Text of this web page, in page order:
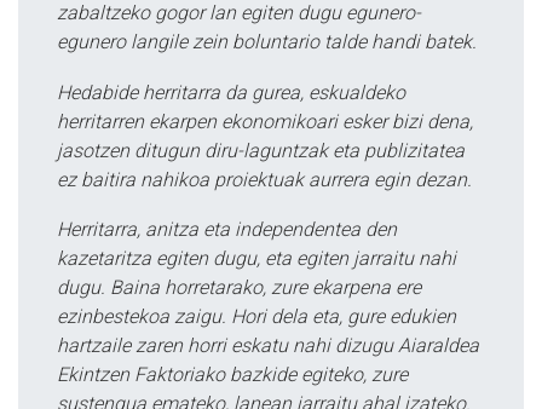
zabaltzeko gogor lan egiten dugu egunero-
egunero langile zein boluntario talde handi batek.
Hedabide herritarra da gurea, eskualdeko
herritarren ekarpen ekonomikoari esker bizi dena,
jasotzen ditugun diru-laguntzak eta publizitatea
ez baitira nahikoa proiektuak aurrera egin dezan.
Herritarra, anitza eta independentea den
kazetaritza egiten dugu, eta egiten jarraitu nahi
dugu. Baina horretarako, zure ekarpena ere
ezinbestekoa zaigu. Hori dela eta, gure edukien
hartzaile zaren horri eskatu nahi dizugu Aiaraldea
Ekintzen Faktoriako bazkide egiteko, zure
sustengua emateko, lanean jarraitu ahal izateko.